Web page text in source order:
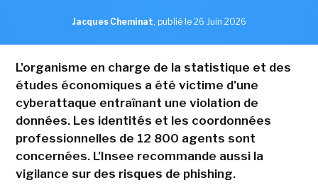
Jacques Cheminat, publié le 26 Juin 2026
L'organisme en charge de la statistique et des
études économiques a été victime d'une
cyberattaque entraînant une violation de
données. Les identités et les coordonnées
professionnelles de 12 800 agents sont
concernées. L'Insee recommande aussi la
vigilance sur des risques de phishing.